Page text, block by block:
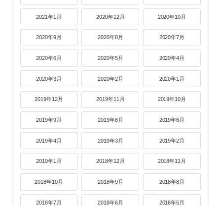
2021年1月 2020年12月 2020年10月
2020年9月 2020年8月 2020年7月
2020年6月 2020年5月 2020年4月
2020年3月 2020年2月 2020年1月
2019年12月 2019年11月 2019年10月
2019年9月 2019年8月 2019年6月
2019年4月 2019年3月 2019年2月
2019年1月 2018年12月 2018年11月
2018年10月 2018年9月 2018年8月
2018年7月 2018年6月 2018年5月